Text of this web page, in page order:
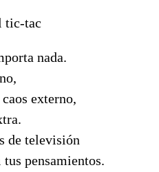
tic-tac
nada.
externo,
de televisión
pensamientos.